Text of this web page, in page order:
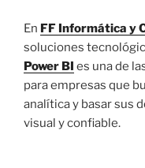
En FF Informática y
soluciones
Power BI es una de
para empresas que
analítica y basar sus
visual y confiable.